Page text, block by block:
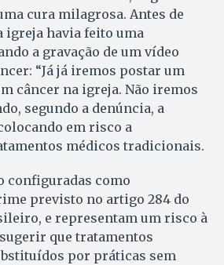
cura milagrosa. Antes de
igreja havia feito uma
a gravação de um vídeo
“Já já iremos postar um
câncer na igreja. Não iremos
segundo a denúncia, a
em risco a
médicos tradicionais.
configuradas como
previsto no artigo 284 do
e representam um risco à
que tratamentos
por práticas sem